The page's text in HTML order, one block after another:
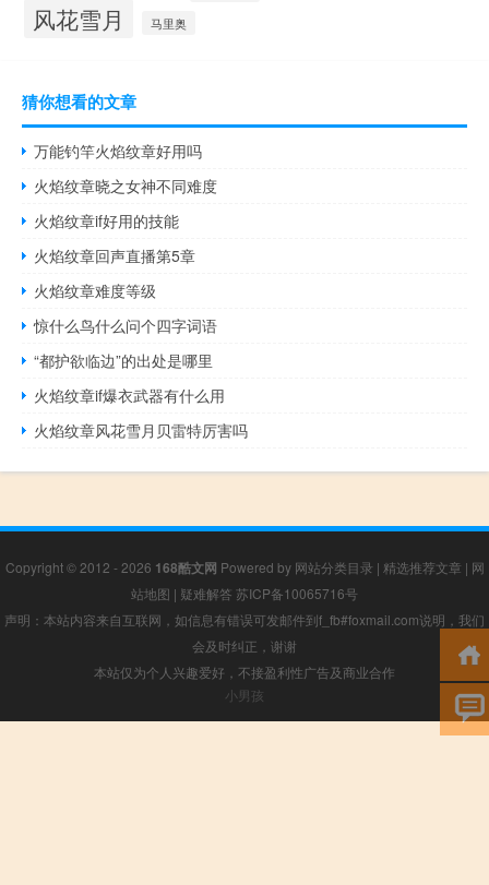
风花雪月 马里奥
猜你想看的文章
万能钓竿火焰纹章好用吗
火焰纹章晓之女神不同难度
火焰纹章if好用的技能
火焰纹章回声直播第5章
火焰纹章难度等级
惊什么鸟什么问个四字词语
“都护欲临边”的出处是哪里
火焰纹章if爆衣武器有什么用
火焰纹章风花雪月贝雷特厉害吗
Copyright © 2012 - 2026 168酷文网 Powered by 网站分类目录 | 精选推荐文章 | 网
站地图 | 疑难解答 苏ICP备10065716号
声明：本站内容来自互联网，如信息有错误可发邮件到f_fb#foxmail.com说明，我们
会及时纠正，谢谢
本站仅为个人兴趣爱好，不接盈利性广告及商业合作
小男孩